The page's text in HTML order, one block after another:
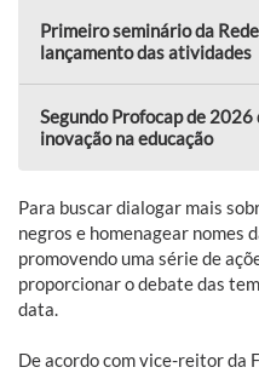
Primeiro seminário da
lançamento das atividades
Segundo Profocap de
inovação na educação
Para buscar dialogar mais
negros e homenagear nomes
promovendo uma série de
proporcionar o debate das
data.
De acordo com vice-reitor da